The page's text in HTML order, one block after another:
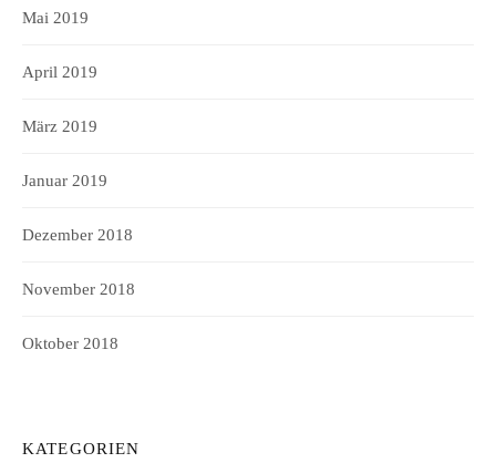
Mai 2019
April 2019
März 2019
Januar 2019
Dezember 2018
November 2018
Oktober 2018
KATEGORIEN